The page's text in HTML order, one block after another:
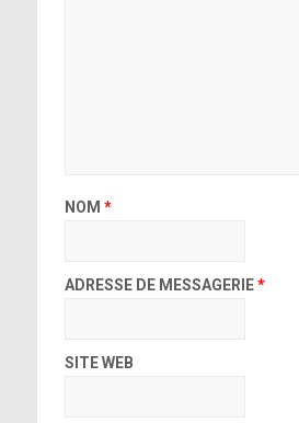
NOM *
ADRESSE DE MESSAGERIE*
SITE WEB